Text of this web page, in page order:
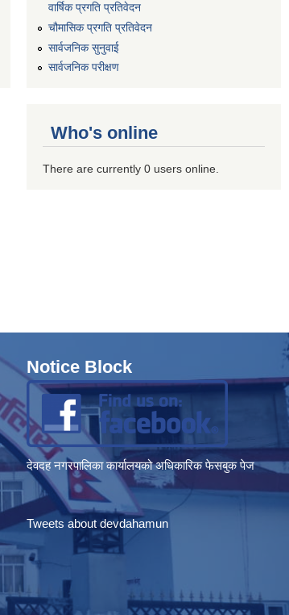
वार्षिक प्रगति प्रतिवेदन
चौमासिक प्रगति प्रतिवेदन
सार्वजनिक सुनुवाई
सार्वजनिक परीक्षण
Who's online
There are currently 0 users online.
Notice Block
देवदह नगरपालिका कार्यालयको अधिकारिक फेसबुक पेज
Tweets about devdahamun